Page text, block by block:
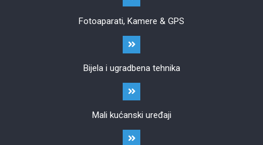
Fotoaparati, Kamere & GPS
Bijela i ugradbena tehnika
Mali kućanski uređaji